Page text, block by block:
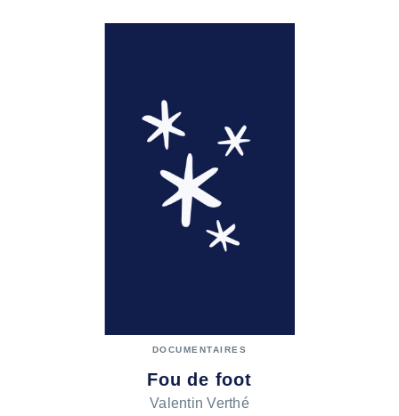
DOCUMENTAIRES
Fou de foot
Valentin Verthé